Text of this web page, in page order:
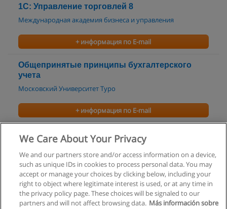
1С: Управление торговлей 8
Международная академия бизнеса и управления
+ информация по E-mail
Общепринятые принципы бухгалтерского
учета
Московский Университет Туро
+ информация по E-mail
ГЛАВНЫЙ БУХГАЛТЕР
+ информация по E-mail
We Care About Your Privacy
We and our partners store and/or access information on a device,
such as unique IDs in cookies to process personal data. You may
accept or manage your choices by clicking below, including your
right to object where legitimate interest is used, or at any time in
the privacy policy page. These choices will be signaled to our
partners and will not affect browsing data. Más información sobre